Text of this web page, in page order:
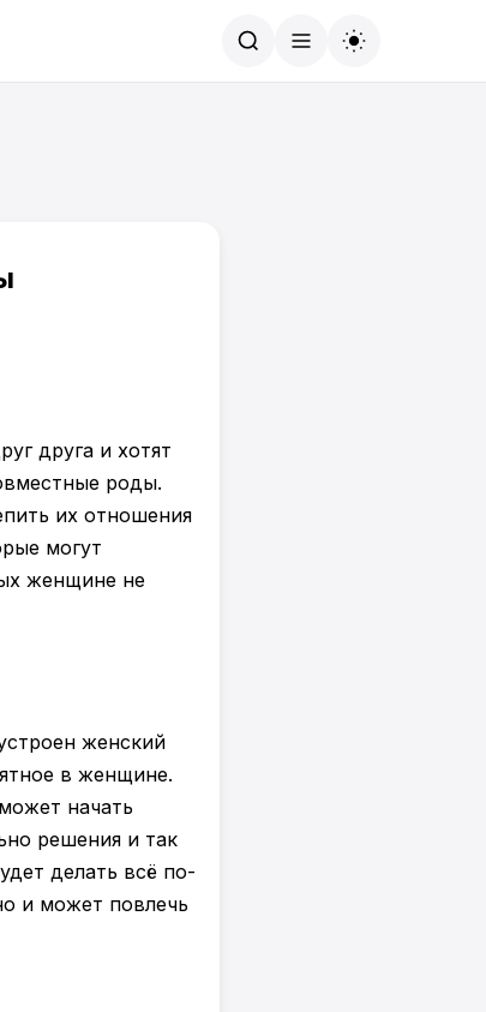
друга и хотят
роды.
их отношения
могут
женщине не
женский
в женщине.
начать
решения и так
делать всё по-
и может повлечь